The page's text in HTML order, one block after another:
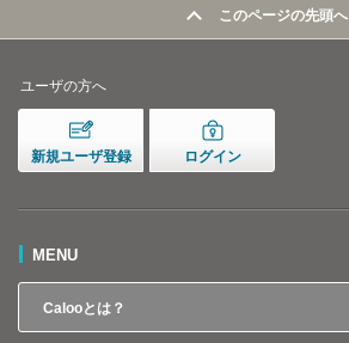
このページの先頭へ
ユーザの方へ
新規ユーザ登録 ログイン
MENU
Calooとは？